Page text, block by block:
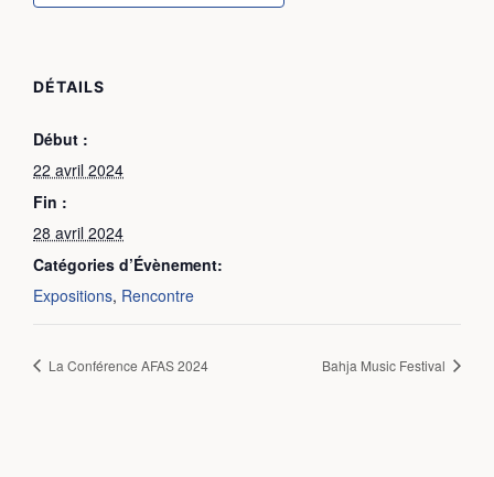
DÉTAILS
Début :
22 avril 2024
Fin :
28 avril 2024
Catégories d’Évènement:
Expositions, Rencontre
La Conférence AFAS 2024 Bahja Music Festival